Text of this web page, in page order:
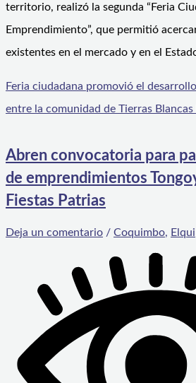
territorio, realizó la segunda “Feria
Emprendimiento”, que permitió
existentes en el mercado y en el
Feria ciudadana promovió el
entre la comunidad de Tierras Blancas
Abren convocatoria para
de emprendimientos
Fiestas Patrias
Deja un comentario / Coquimbo, Elqui